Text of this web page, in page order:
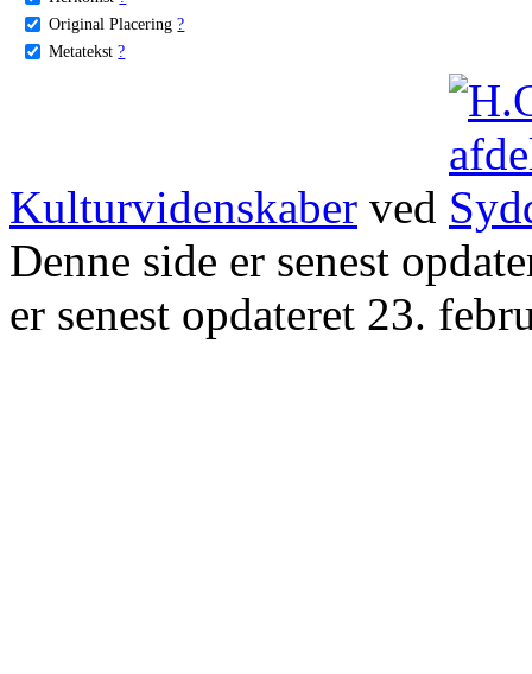
Original Placering ?
Metatekst ?
Kulturvidenskaber ved
Denne side er senest
er senest opdateret 23.